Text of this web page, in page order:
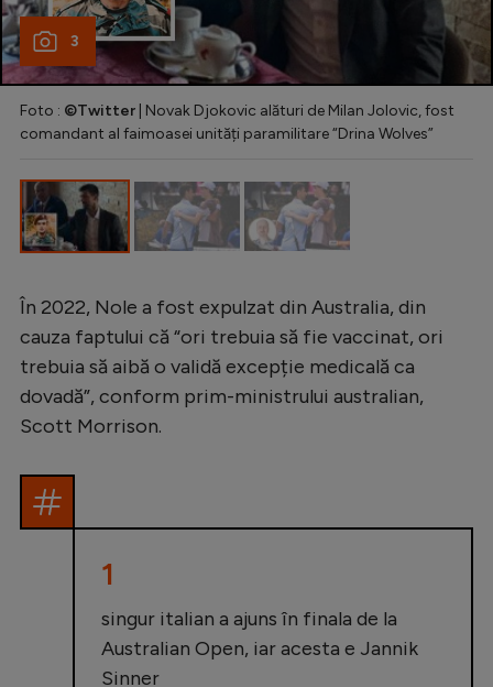
3
Foto : ©Twitter | Novak Djokovic alături de Milan Jolovic, fost
comandant al faimoasei unități paramilitare “Drina Wolves”
În 2022, Nole a fost expulzat din Australia, din
cauza faptului că “ori trebuia să fie vaccinat, ori
trebuia să aibă o validă excepție medicală ca
dovadă”, conform prim-ministrului australian,
Scott Morrison.
1
singur italian a ajuns în finala de la
Australian Open, iar acesta e Jannik
Sinner